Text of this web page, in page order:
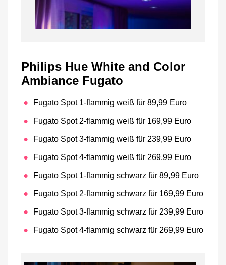
Philips Hue White and Color
Ambiance Fugato
Fugato Spot 1-flammig weiß für 89,99 Euro
Fugato Spot 2-flammig weiß für 169,99 Euro
Fugato Spot 3-flammig weiß für 239,99 Euro
Fugato Spot 4-flammig weiß für 269,99 Euro
Fugato Spot 1-flammig schwarz für 89,99 Euro
Fugato Spot 2-flammig schwarz für 169,99 Euro
Fugato Spot 3-flammig schwarz für 239,99 Euro
Fugato Spot 4-flammig schwarz für 269,99 Euro